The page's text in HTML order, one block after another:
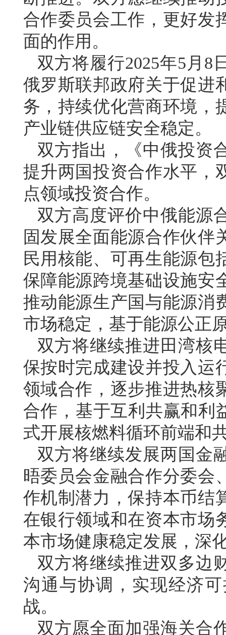
合作委员会工作，更好发
面的作用。
双方将履行2025年5月8
俄罗斯联邦政府关于促进
务，持续优化营商环境，
产业链供应链安全稳定。
双方指出，《中俄投资
提升两国投资合作水平，
点领域投资合作。
双方高度评价中俄能源
固发展全面能源合作伙伴
民用核能、可再生能源包
保障能源跨境基础设施安
推动能源生产国与能源消
市场稳定，基于能源公正
双方将继续推进田湾核
保按时完成建设并投入运
领域合作，逐步推进热核
合作，基于互利共赢和利
式开展核燃料循环前端和
双方将继续发展两国金
晤委员会金融合作分委会
作机制潜力，保持本币结
在银行领域和在资本市场
本市场健康稳定发展，深
双方将继续推进双多边
沟通与协调，实现经济
战。
双方愿全面加强海关合